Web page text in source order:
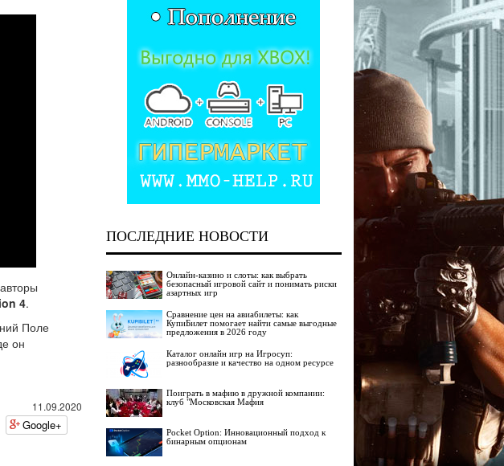
4.
Поле
он
11.09.2020
Google+
ПОСЛЕДНИЕ НОВОСТИ
Онлайн-казино и слоты: как выбрать
безопасный игровой сайт и понимать риски
азартных игр
Сравнение цен на авиабилеты: как
КупиБилет помогает найти самые выгодные
предложения в 2026 году
Каталог онлайн игр на Игросуп:
разнообразие и качество на одном ресурсе
Поиграть в мафию в дружной компании:
клуб "Московская Мафия
Pocket Option: Инновационный подход к
бинарным опционам